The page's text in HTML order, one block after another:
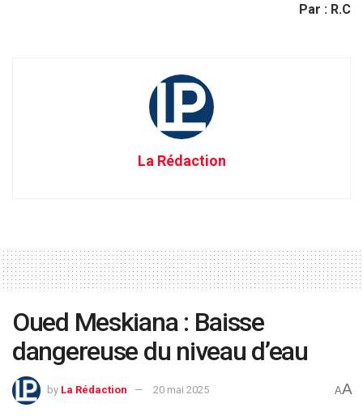
Par : R.C
La Rédaction
Oued Meskiana : Baisse
dangereuse du niveau d’eau
by La Rédaction 20 mai 2025 AA